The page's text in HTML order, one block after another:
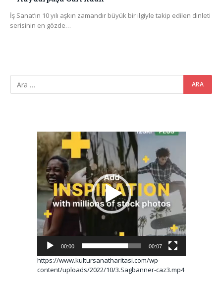
İş Sanat’ın 10 yılı aşkın zamandır büyük bir ilgiyle takip edilen dinleti
serisinin en gözde…
Video
oynatıcı
00:00 00:07
https://www.kultursanatharitasi.com/wp-
content/uploads/2022/10/3.Sagbanner-caz3.mp4